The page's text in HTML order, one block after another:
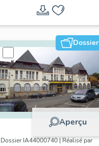
Dossier
Aperçu
Dossier IA44000740 | Réalisé par